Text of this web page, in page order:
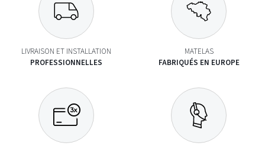
LIVRAISON ET INSTALLATION
PROFESSIONNELLES
MATELAS
FABRIQUÉS EN EUROPE